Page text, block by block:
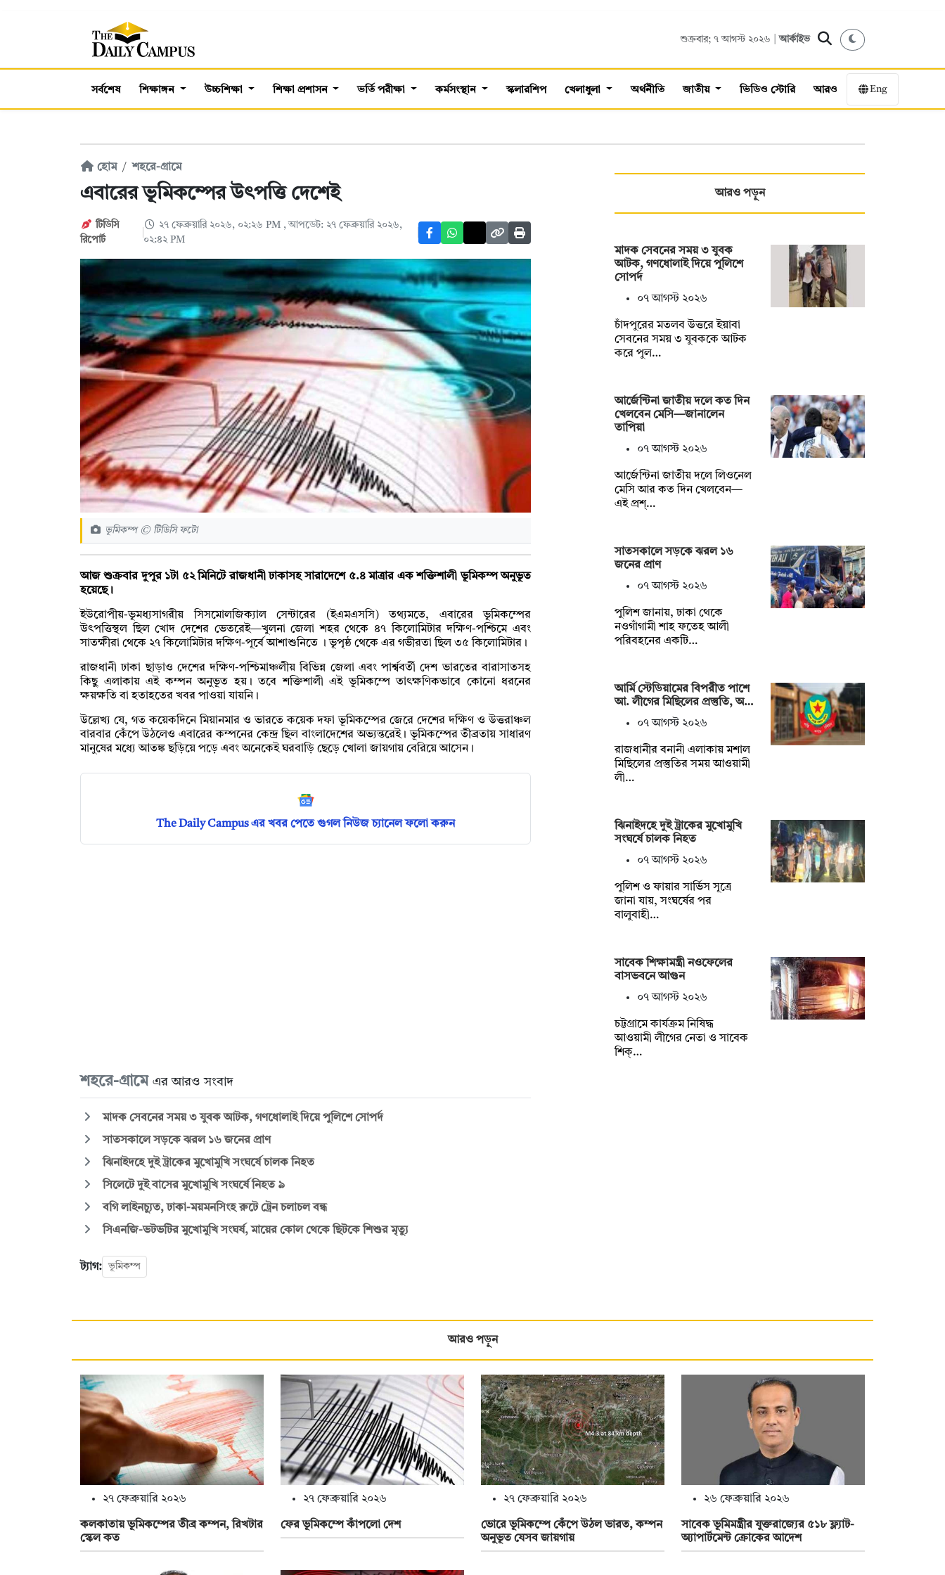
শুক্রবার; ৭ আগস্ট ২০২৬ |আর্কাইভ
সর্বশেষ শিক্ষাঙ্গন উচ্চশিক্ষা শিক্ষা প্রশাসন ভর্তি পরীক্ষা কর্মসংস্থান স্কলারশিপ খেলাধুলা অর্থনীতি জাতীয় ভিডিও স্টোরি আরও Eng
হোম শহরে-গ্রামে
এবারের ভূমিকম্পের উৎপত্তি দেশেই
টিডিসি
রিপোর্ট
২৭ ফেব্রুয়ারি ২০২৬, ০২:২৬ PM , আপডেট: ২৭ ফেব্রুয়ারি ২০২৬,
০২:৪২ PM
ভূমিকম্প © টিডিসি ফটো
আজ শুক্রবার দুপুর ১টা ৫২ মিনিটে রাজধানী ঢাকাসহ সারাদেশে ৫.৪ মাত্রার এক শক্তিশালী ভূমিকম্প অনুভূত
হয়েছে।
ইউরোপীয়-ভূমধ্যসাগরীয় সিসমোলজিক্যাল সেন্টারের (ইএমএসসি) তথ্যমতে, এবারের ভূমিকম্পের
উৎপত্তিস্থল ছিল খোদ দেশের ভেতরেই—খুলনা জেলা শহর থেকে ৪৭ কিলোমিটার দক্ষিণ-পশ্চিমে এবং
সাতক্ষীরা থেকে ২৭ কিলোমিটার দক্ষিণ-পূর্বে আশাশুনিতে । ভূপৃষ্ঠ থেকে এর গভীরতা ছিল ৩৫ কিলোমিটার।
রাজধানী ঢাকা ছাড়াও দেশের দক্ষিণ-পশ্চিমাঞ্চলীয় বিভিন্ন জেলা এবং পার্শ্ববর্তী দেশ ভারতের বারাসাতসহ
কিছু এলাকায় এই কম্পন অনুভূত হয়। তবে শক্তিশালী এই ভূমিকম্পে তাৎক্ষণিকভাবে কোনো ধরনের
ক্ষয়ক্ষতি বা হতাহতের খবর পাওয়া যায়নি।
উল্লেখ্য যে, গত কয়েকদিনে মিয়ানমার ও ভারতে কয়েক দফা ভূমিকম্পের জেরে দেশের দক্ষিণ ও উত্তরাঞ্চল
বারবার কেঁপে উঠলেও এবারের কম্পনের কেন্দ্র ছিল বাংলাদেশের অভ্যন্তরেই। ভূমিকম্পের তীব্রতায় সাধারণ
মানুষের মধ্যে আতঙ্ক ছড়িয়ে পড়ে এবং অনেকেই ঘরবাড়ি ছেড়ে খোলা জায়গায় বেরিয়ে আসেন।
The Daily Campus এর খবর পেতে গুগল নিউজ চ্যানেল ফলো করুন
শহরে-গ্রামে এর আরও সংবাদ
মাদক সেবনের সময় ৩ যুবক আটক, গণধোলাই দিয়ে পুলিশে সোপর্দ
সাতসকালে সড়কে ঝরল ১৬ জনের প্রাণ
ঝিনাইদহে দুই ট্রাকের মুখোমুখি সংঘর্ষে চালক নিহত
সিলেটে দুই বাসের মুখোমুখি সংঘর্ষে নিহত ৯
বগি লাইনচ্যুত, ঢাকা-ময়মনসিংহ রুটে ট্রেন চলাচল বন্ধ
সিএনজি-ভটভটির মুখোমুখি সংঘর্ষ, মায়ের কোল থেকে ছিটকে শিশুর মৃত্যু
ট্যাগ: ভূমিকম্প
আরও পড়ুন
মাদক সেবনের সময় ৩ যুবক
আটক, গণধোলাই দিয়ে পুলিশে
সোপর্দ
০৭ আগস্ট ২০২৬
চাঁদপুরের মতলব উত্তরে ইয়াবা
সেবনের সময় ৩ যুবককে আটক
করে পুল…
আর্জেন্টিনা জাতীয় দলে কত দিন
খেলবেন মেসি—জানালেন
তাপিয়া
০৭ আগস্ট ২০২৬
আর্জেন্টিনা জাতীয় দলে লিওনেল
মেসি আর কত দিন খেলবেন—
এই প্রশ্…
সাতসকালে সড়কে ঝরল ১৬
জনের প্রাণ
০৭ আগস্ট ২০২৬
পুলিশ জানায়, ঢাকা থেকে
নওগাঁগামী শাহ ফতেহ আলী
পরিবহনের একটি…
আর্মি স্টেডিয়ামের বিপরীত পাশে
আ. লীগের মিছিলের প্রস্তুতি, অ…
০৭ আগস্ট ২০২৬
রাজধানীর বনানী এলাকায় মশাল
মিছিলের প্রস্তুতির সময় আওয়ামী
লী…
ঝিনাইদহে দুই ট্রাকের মুখোমুখি
সংঘর্ষে চালক নিহত
০৭ আগস্ট ২০২৬
পুলিশ ও ফায়ার সার্ভিস সূত্রে
জানা যায়, সংঘর্ষের পর
বালুবাহী…
সাবেক শিক্ষামন্ত্রী নওফেলের
বাসভবনে আগুন
০৭ আগস্ট ২০২৬
চট্টগ্রামে কার্যক্রম নিষিদ্ধ
আওয়ামী লীগের নেতা ও সাবেক
শিক্…
আরও পড়ুন
২৭ ফেব্রুয়ারি ২০২৬
কলকাতায় ভূমিকম্পের তীব্র কম্পন, রিখটার
স্কেল কত
২৭ ফেব্রুয়ারি ২০২৬
ফের ভূমিকম্পে কাঁপলো দেশ
২৭ ফেব্রুয়ারি ২০২৬
ভোরে ভূমিকম্পে কেঁপে উঠল ভারত, কম্পন
অনুভূত যেসব জায়গায়
২৬ ফেব্রুয়ারি ২০২৬
সাবেক ভূমিমন্ত্রীর যুক্তরাজ্যের ৫১৮ ফ্ল্যাট-
অ্যাপার্টমেন্ট ক্রোকের আদেশ